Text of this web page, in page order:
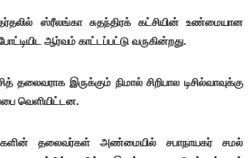
ஸ்ரீலங்கா சுதந்திரக் கட்சியின் உண்மையான
ஆர்வம் காட்டப்பட்டு வருகின்றது.
தலைவராக இருக்கும் நிமால் சிறிபால டிசில்வாவுக்கு
வெளியிட்டன.
தலைவர்கள் அண்மையில் சபாநாயகர் சமல்